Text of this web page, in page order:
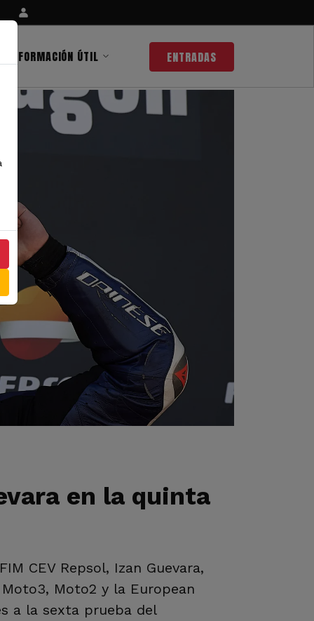
INFORMACIÓN ÚTIL ENTRADAS
en la quinta
CEV Repsol, Izan Guevara,
Moto2 y la European
a la sexta prueba del